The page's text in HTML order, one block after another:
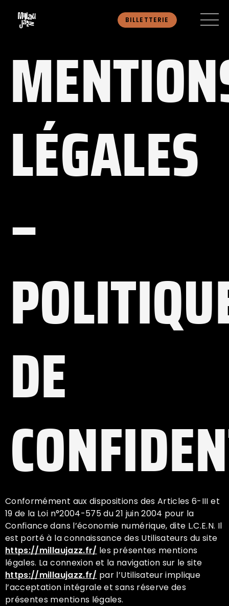
BILLETTERIE
LÉGALES
–
DE
Conformément aux dispositions des Articles 6-III et
19 de la Loi n°2004-575 du 21 juin 2004 pour la
Confiance dans l’économie numérique, dite L.C.E.N. Il
est porté à la connaissance des Utilisateurs du site
https://millaujazz.fr/ les présentes mentions
légales. La connexion et la navigation sur le site
https://millaujazz.fr/ par l’Utilisateur implique
l’acceptation intégrale et sans réserve des
présentes mentions légales.